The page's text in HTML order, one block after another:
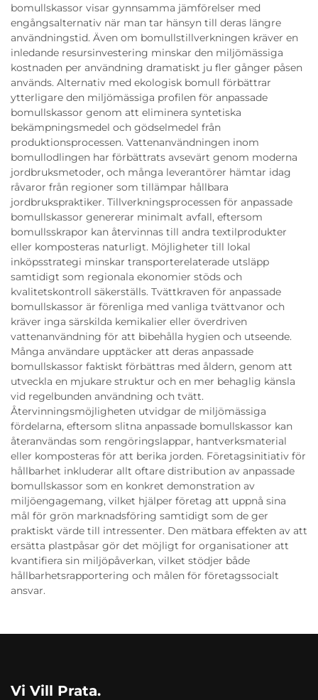
bomullskassor visar gynnsamma jämförelser med
engångsalternativ när man tar hänsyn till deras längre
användningstid. Även om bomullstillverkningen kräver en
inledande resursinvestering minskar den miljömässiga
kostnaden per användning dramatiskt ju fler gånger påsen
används. Alternativ med ekologisk bomull förbättrar
ytterligare den miljömässiga profilen för anpassade
bomullskassor genom att eliminera syntetiska
bekämpningsmedel och gödselmedel från
produktionsprocessen. Vattenanvändningen inom
bomullodlingen har förbättrats avsevärt genom moderna
jordbruksmetoder, och många leverantörer hämtar idag
råvaror från regioner som tillämpar hållbara
jordbrukspraktiker. Tillverkningsprocessen för anpassade
bomullskassor genererar minimalt avfall, eftersom
bomullsskrapor kan återvinnas till andra textilprodukter
eller komposteras naturligt. Möjligheter till lokal
inköpsstrategi minskar transporterelaterade utsläpp
samtidigt som regionala ekonomier stöds och
kvalitetskontroll säkerställs. Tvättkraven för anpassade
bomullskassor är förenliga med vanliga tvättvanor och
kräver inga särskilda kemikalier eller överdriven
vattenanvändning för att bibehålla hygien och utseende.
Många användare upptäcker att deras anpassade
bomullskassor faktiskt förbättras med åldern, genom att
utveckla en mjukare struktur och en mer behaglig känsla
vid regelbunden användning och tvätt.
Återvinningsmöjligheten utvidgar de miljömässiga
fördelarna, eftersom slitna anpassade bomullskassor kan
återanvändas som rengöringslappar, hantverksmaterial
eller komposteras för att berika jorden. Företagsinitiativ för
hållbarhet inkluderar allt oftare distribution av anpassade
bomullskassor som en konkret demonstration av
miljöengagemang, vilket hjälper företag att uppnå sina
mål för grön marknadsföring samtidigt som de ger
praktiskt värde till intressenter. Den mätbara effekten av att
ersätta plastpåsar gör det möjligt for organisationer att
kvantifiera sin miljöpåverkan, vilket stödjer både
hållbarhetsrapportering och målen för företagssocialt
ansvar.
Vi Vill Prata.